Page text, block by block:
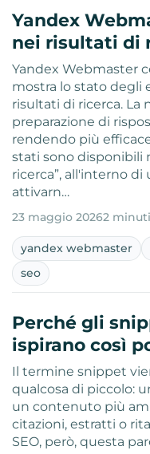
Yandex
nei risultati di
Yandex Webmaster
mostra lo stato degli
risultati di ricerca. La
preparazione di
rendendo più
stati sono disponibili
ricerca”, all'interno
attivarn…
23 maggio 20262
yandex webmaster
seo
Perché gli
ispirano così
Il termine snippet
qualcosa di piccolo:
un contenuto più
citazioni, estratti o
SEO, però, questa